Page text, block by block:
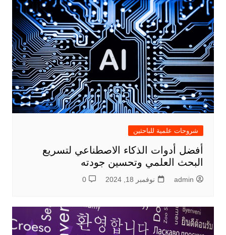
شروحات علمية للباحثين
أفضل أدوات الذكاء الاصطناعي لتسريع
البحث العلمي وتحسين جودته
admin نوفمبر 18, 2024 0